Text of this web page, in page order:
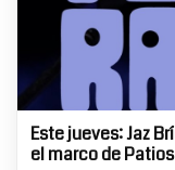
Este jueves: Jaz
el marco de